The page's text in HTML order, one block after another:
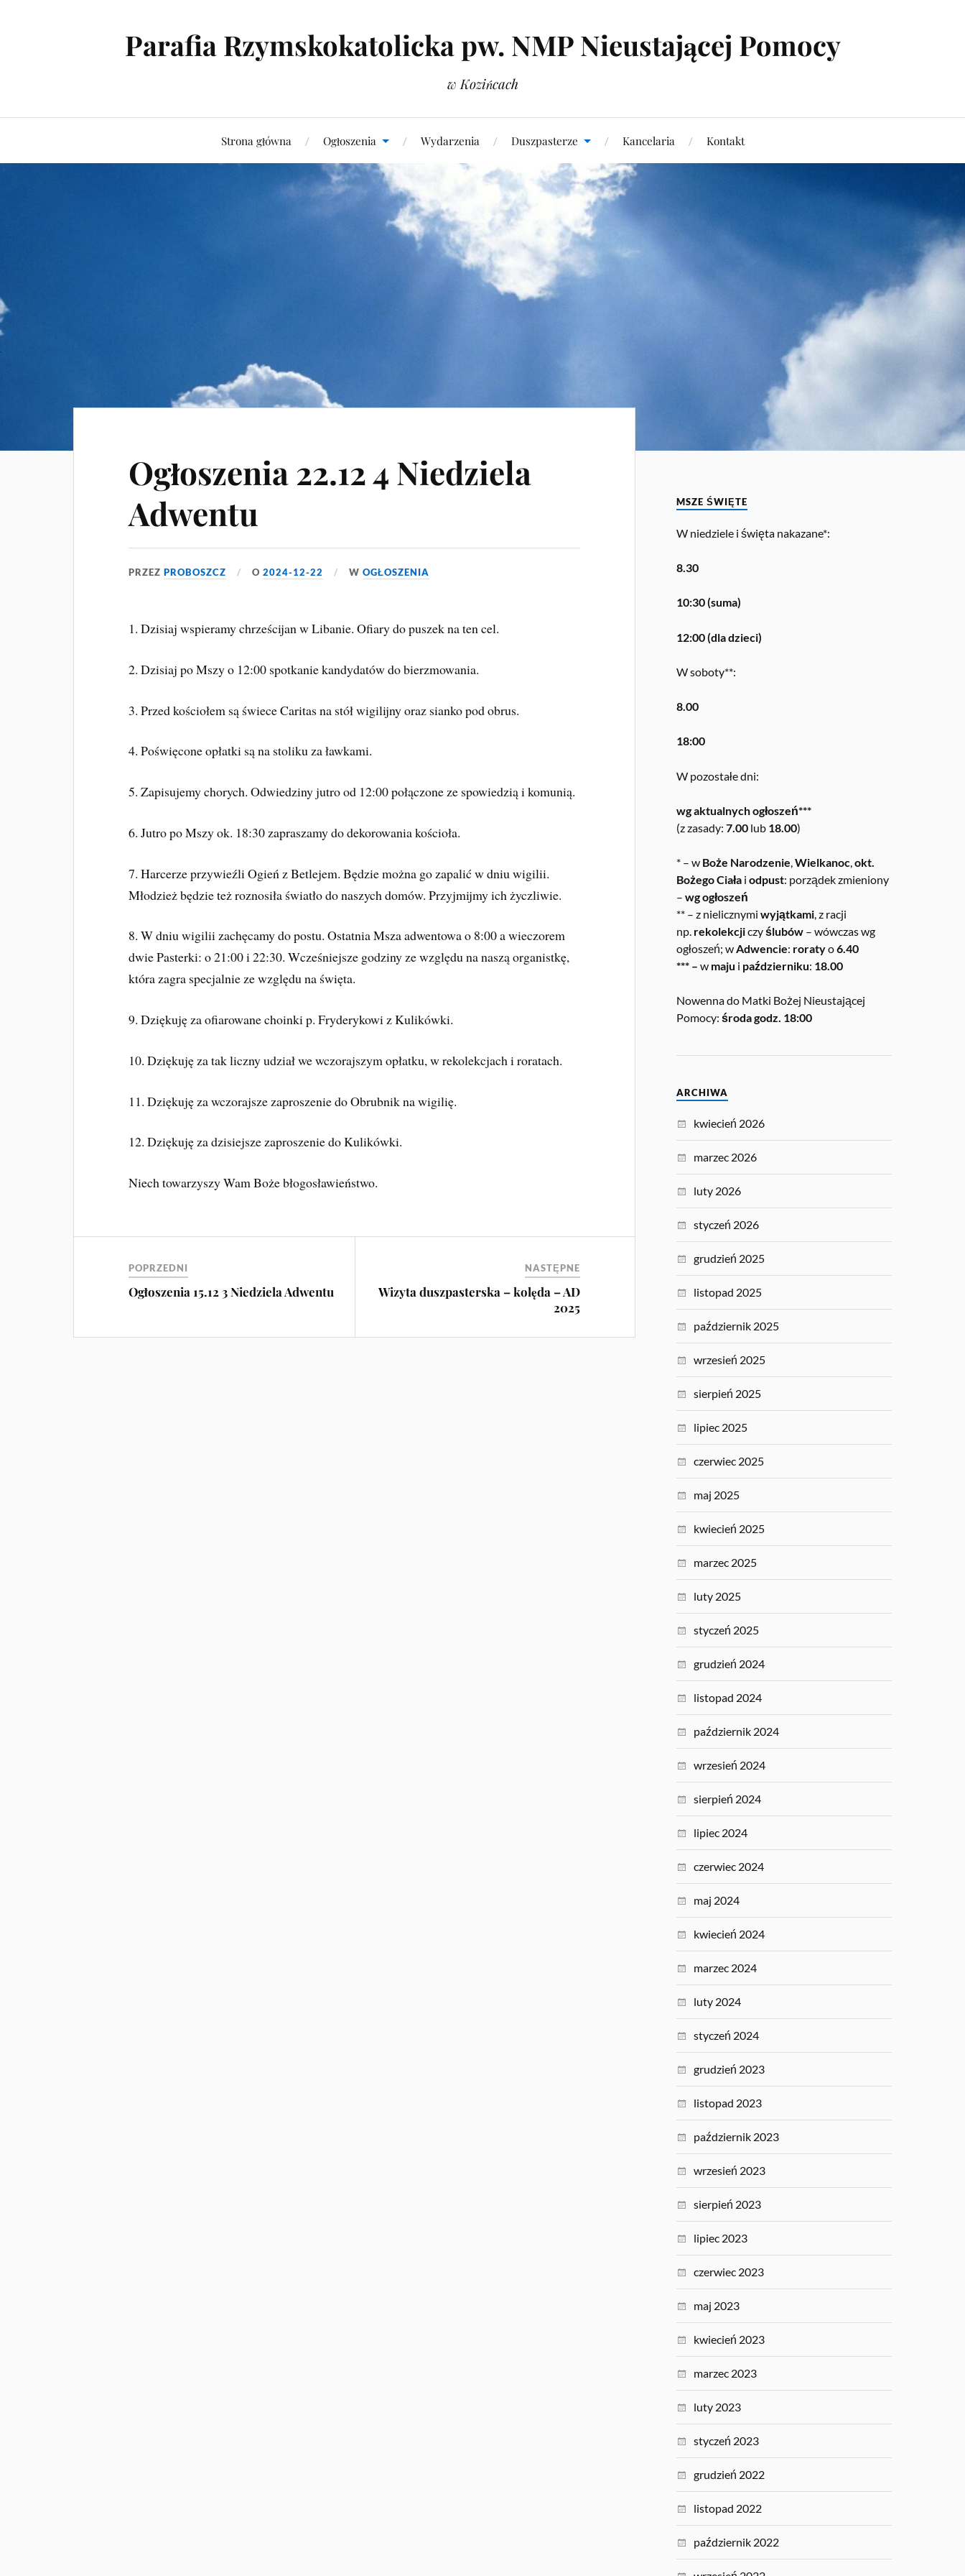
Parafia Rzymskokatolicka pw. NMP Nieustającej Pomocy
w Kozińcach
Strona główna Ogłoszenia Wydarzenia Duszpasterze Kancelaria Kontakt
Ogłoszenia 22.12 4 Niedziela
Adwentu
PRZEZPROBOSZCZ O2024-12-22 WOGŁOSZENIA
1. Dzisiaj wspieramy chrześcijan w Libanie. Ofiary do puszek na ten cel.
2. Dzisiaj po Mszy o 12:00 spotkanie kandydatów do bierzmowania.
3. Przed kościołem są świece Caritas na stół wigilijny oraz sianko pod obrus.
4.Poświęcone opłatki są na stoliku za ławkami.
5. Zapisujemy chorych. Odwiedziny jutro od 12:00 połączone ze spowiedzią i komunią.
6. Jutro po Mszy ok. 18:30 zapraszamy do dekorowania kościoła.
7. Harcerze przywieźli Ogień z Betlejem. Będzie można go zapalić w dniu wigilii.
Młodzież będzie też roznosiła światło do naszych domów. Przyjmijmy ich życzliwie.
8. W dniu wigilii zachęcamy do postu. Ostatnia Msza adwentowa o 8:00 a wieczorem
dwie Pasterki: o 21:00 i 22:30. Wcześniejsze godziny ze względu na naszą organistkę,
która zagra specjalnie ze względu na święta.
9. Dziękuję za ofiarowane choinki p. Fryderykowi z Kulikówki.
10. Dziękuję za tak liczny udział we wczorajszym opłatku, w rekolekcjach i roratach.
11. Dziękuję za wczorajsze zaproszenie do Obrubnik na wigilię.
12. Dziękuję za dzisiejsze zaproszenie do Kulikówki.
Niech towarzyszy Wam Boże błogosławieństwo.
POPRZEDNI
Ogłoszenia 15.12 3 Niedziela Adwentu
NASTĘPNE
Wizyta duszpasterska – kolęda – AD
2025
MSZE ŚWIĘTE
W niedziele i święta nakazane*:
8.30
10:30 (suma)
12:00 (dla dzieci)
W soboty**:
8.00
18:00
W pozostałe dni:
wg aktualnych ogłoszeń***
(z zasady:7.00 lub 18.00)
* – w Boże Narodzenie,Wielkanoc,okt.
Bożego Ciała iodpust: porządek zmieniony
–wg ogłoszeń
** – z nielicznymiwyjątkami, z racji
np. rekolekcjiczyślubów – wówczas wg
ogłoszeń; wAdwencie: roratyo6.40
*** –w maju i październiku: 18.00
Nowenna do Matki Bożej Nieustającej
Pomocy:środa godz. 18:00
ARCHIWA
kwiecień 2026
marzec 2026
luty 2026
styczeń 2026
grudzień 2025
listopad 2025
październik 2025
wrzesień 2025
sierpień 2025
lipiec 2025
czerwiec 2025
maj 2025
kwiecień 2025
marzec 2025
luty 2025
styczeń 2025
grudzień 2024
listopad 2024
październik 2024
wrzesień 2024
sierpień 2024
lipiec 2024
czerwiec 2024
maj 2024
kwiecień 2024
marzec 2024
luty 2024
styczeń 2024
grudzień 2023
listopad 2023
październik 2023
wrzesień 2023
sierpień 2023
lipiec 2023
czerwiec 2023
maj 2023
kwiecień 2023
marzec 2023
luty 2023
styczeń 2023
grudzień 2022
listopad 2022
październik 2022